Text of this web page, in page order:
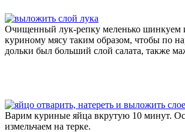
Очищенный лук-репку меленько шинкуем
куриному мясу таким образом, чтобы по
дольки был больший слой салата, также
Варим куриные яйца вкрутую 10 минут.
измельчаем на терке.